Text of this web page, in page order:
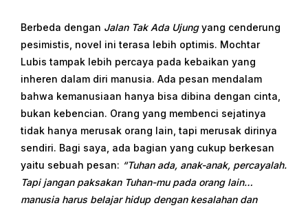
Berbeda dengan Jalan Tak Ada Ujungyang cenderung
pesimistis, novel ini terasa lebih optimis. Mochtar
Lubis tampak lebih percaya pada kebaikan yang
inheren dalam diri manusia. Ada pesan mendalam
bahwa kemanusiaan hanya bisa dibina dengan cinta,
bukan kebencian. Orang yang membenci sejatinya
tidak hanya merusak orang lain, tapi merusak dirinya
sendiri. Bagi saya, ada bagian yang cukup berkesan
yaitu sebuah pesan: “Tuhan ada, anak-anak, percayalah.
Tapi jangan paksakan Tuhan-mu pada orang lain…
manusia harus belajar hidup dengan kesalahan dan